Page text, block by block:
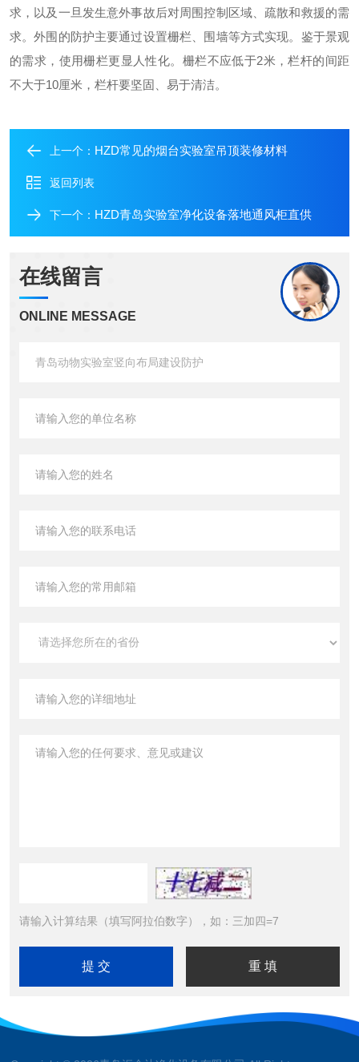
求，以及一旦发生意外事故后对周围控制区域、疏散和救援的需
求。外围的防护主要通过设置栅栏、围墙等方式实现。鉴于景观
的需求，使用栅栏更显人性化。栅栏不应低于2米，栏杆的间距
不大于10厘米，栏杆要坚固、易于清洁。
上一个： HZD常见的烟台实验室吊顶装修材料
返回列表
下一个： HZD青岛实验室净化设备落地通风柜直供
在线留言
ONLINE MESSAGE
请输入计算结果（填写阿拉伯数字），如：三加四=7